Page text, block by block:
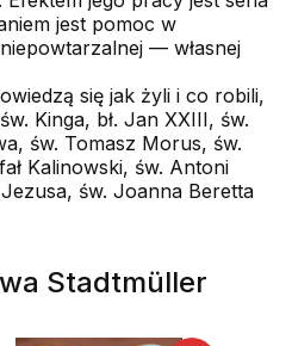
jest pomoc w
— własnej
się jak żyli i co robili,
Kinga, bł. Jan XXIII, św.
św. Tomasz Morus, św.
Kalinowski, św. Antoni
św. Joanna Beretta
Stadtmüller